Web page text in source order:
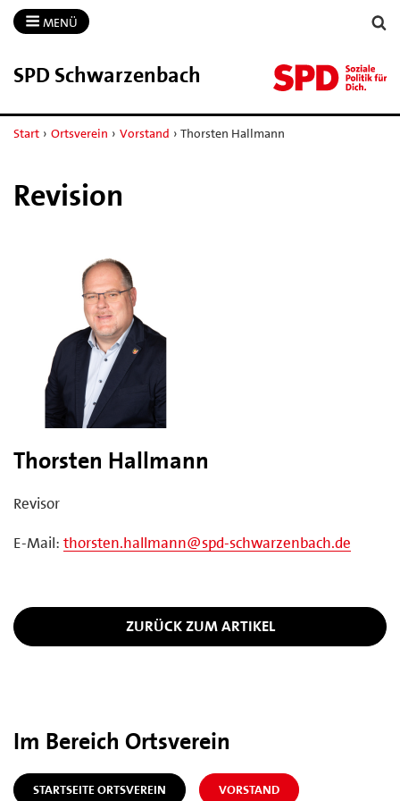
MENÜ
SPD Schwarzenbach
Start › Ortsverein › Vorstand › Thorsten Hallmann
Revision
Thorsten Hallmann
Revisor
E-Mail: thorsten.hallmann@spd-schwarzenbach.de
ZURÜCK ZUM ARTIKEL
Im Bereich Ortsverein
STARTSEITE ORTSVEREIN VORSTAND